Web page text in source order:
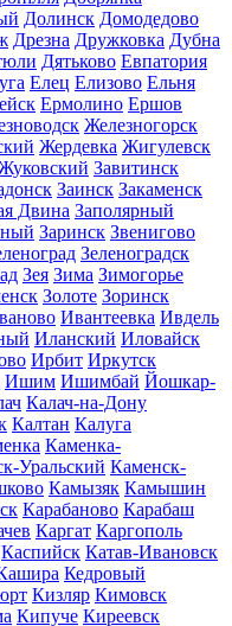
Долинск Домодедово
Дрезна Дружковка Дубна
Дятьково Евпатория
Елец Елизово Ельня
Ермолино Ершов
Железногорск
Жердевка Жигулевск
Завитинск
Заинск Закаменск
Двина Заполярный
Заринск Звенигово
Зеленоградск
Зея Зима Зимогорье
Золоте Зоринск
Ивантеевка Ивдель
Иланский Иловайск
Ирбит Иркутск
Ишим Ишимбай Йошкар-
Калач-на-Дону
Калтан Калуга
Каменка-
Уральский Каменск-
Камызяк Камышин
Карабаново Карабаш
Каргат Каргополь
Каспийск Катав-Ивановск
Кедровый
Кизляр Кимовск
Кипуче Киреевск